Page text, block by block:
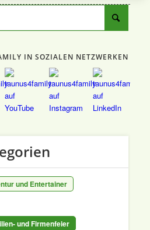
IN SOZIALEN NETZWERKEN
und Entertainer
und Firmenfeier